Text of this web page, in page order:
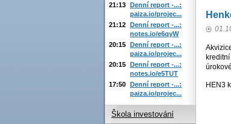
HEN3
21:13 Denní report -...:
paiza.io/projec...
21:12 Denní report -...:
notes.io/e6qyW
20:15 Denní report -...:
paiza.io/projec...
20:15 Denní report -...:
notes.io/e5TUT
17:50 Denní report -...:
paiza.io/projec...
Škola investování